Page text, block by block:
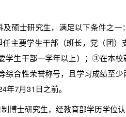
硕士研究生，满足以下条件之一
主要学生干部（班长，党（团）
学生干部一学年以上）；③在本
综合性荣誉称号，且学习成绩至
年7月31日之前。
士研究生，经教育部学历学位认